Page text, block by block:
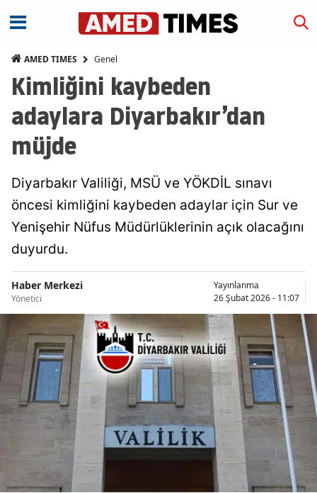
AMED TIMES Genel
Kimliğini kaybeden
adaylara Diyarbakır’dan
müjde
Diyarbakır Valiliği, MSÜ ve YÖKDİL sınavı
öncesi kimliğini kaybeden adaylar için Sur ve
Yenişehir Nüfus Müdürlüklerinin açık olacağını
duyurdu.
Haber Merkezi
Yönetici
Yayınlanma
26 Şubat 2026 - 11:07